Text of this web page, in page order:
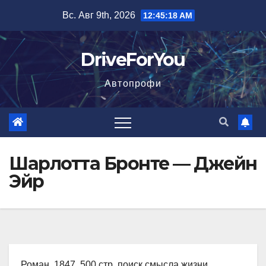
содержимому
Вс. Авг 9th, 2026 12:45:19 AM
DriveForYou
Автопрофи
Шарлотта Бронте — Джейн
Эйр